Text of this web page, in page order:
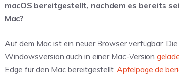
macOS bereitgestellt, nachdem es bereits
Mac?
Auf dem Mac ist ein neuer Browser verfügbar:
Windowsversion auch in einer Mac-Version
Edge für den Mac bereitgestellt, Apfelpage.de